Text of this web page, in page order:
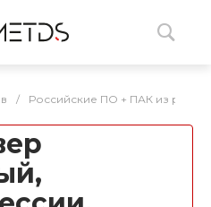
/ Российские ПО + ПАК из